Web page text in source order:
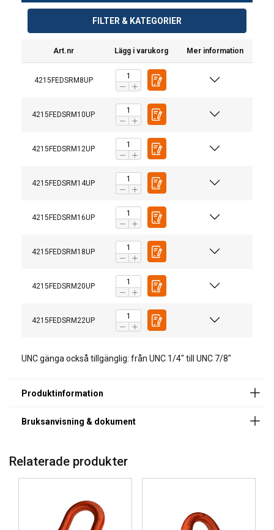
FILTER & KATEGORIER
Art.nr Lägg i varukorg Mer information
4215FEDSRM8UP
4215FEDSRM10UP
4215FEDSRM12UP
4215FEDSRM14UP
4215FEDSRM16UP
4215FEDSRM18UP
4215FEDSRM20UP
4215FEDSRM22UP
UNC gänga också tillgänglig: från UNC 1/4" till UNC 7/8"
med undantag för klass/WLL (maxlast).
11.2024.pdf
Codipro-Female-Double-Swivel-Ring-FE-DSR-UP-
Relaterade produkter